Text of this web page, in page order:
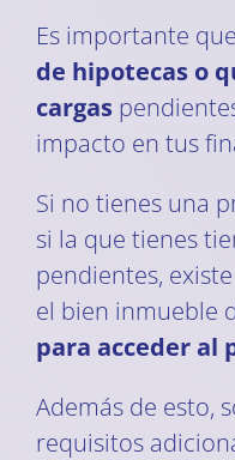
Es importante
de hipotecas o
cargas
impacto en tus
Si no tienes una
si la que tienes
pendientes,
el bien inmueble
para acceder al
Además de esto,
requisitos